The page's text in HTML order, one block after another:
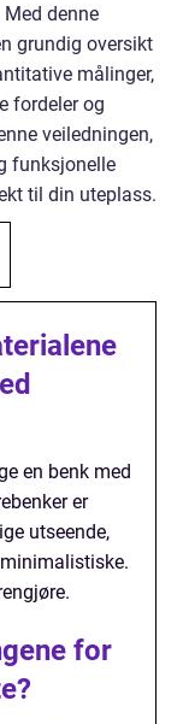
denne
grundig oversikt
målinger,
fordeler og
veiledningen,
funksjonelle
til din uteplass.
en benk med
er
utseende,
for